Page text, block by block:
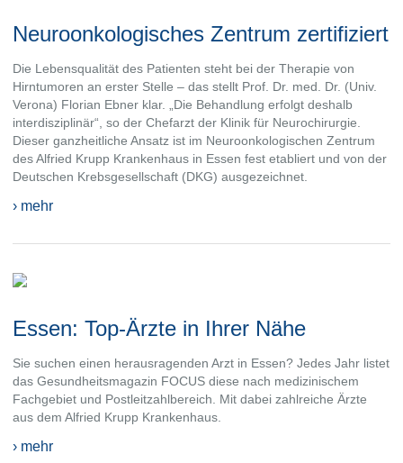
Neuroonkologisches Zentrum zertifiziert
Die Lebensqualität des Patienten steht bei der Therapie von
Hirntumoren an erster Stelle – das stellt Prof. Dr. med. Dr. (Univ.
Verona) Florian Ebner klar. „Die Behandlung erfolgt deshalb
interdisziplinär“, so der Chefarzt der Klinik für Neurochirurgie.
Dieser ganzheitliche Ansatz ist im Neuroonkologischen Zentrum
des Alfried Krupp Krankenhaus in Essen fest etabliert und von der
Deutschen Krebsgesellschaft (DKG) ausgezeichnet.
› mehr
Essen: Top-Ärzte in Ihrer Nähe
Sie suchen einen herausragenden Arzt in Essen? Jedes Jahr listet
das Gesundheitsmagazin FOCUS diese nach medizinischem
Fachgebiet und Postleitzahlbereich. Mit dabei zahlreiche Ärzte
aus dem Alfried Krupp Krankenhaus.
› mehr